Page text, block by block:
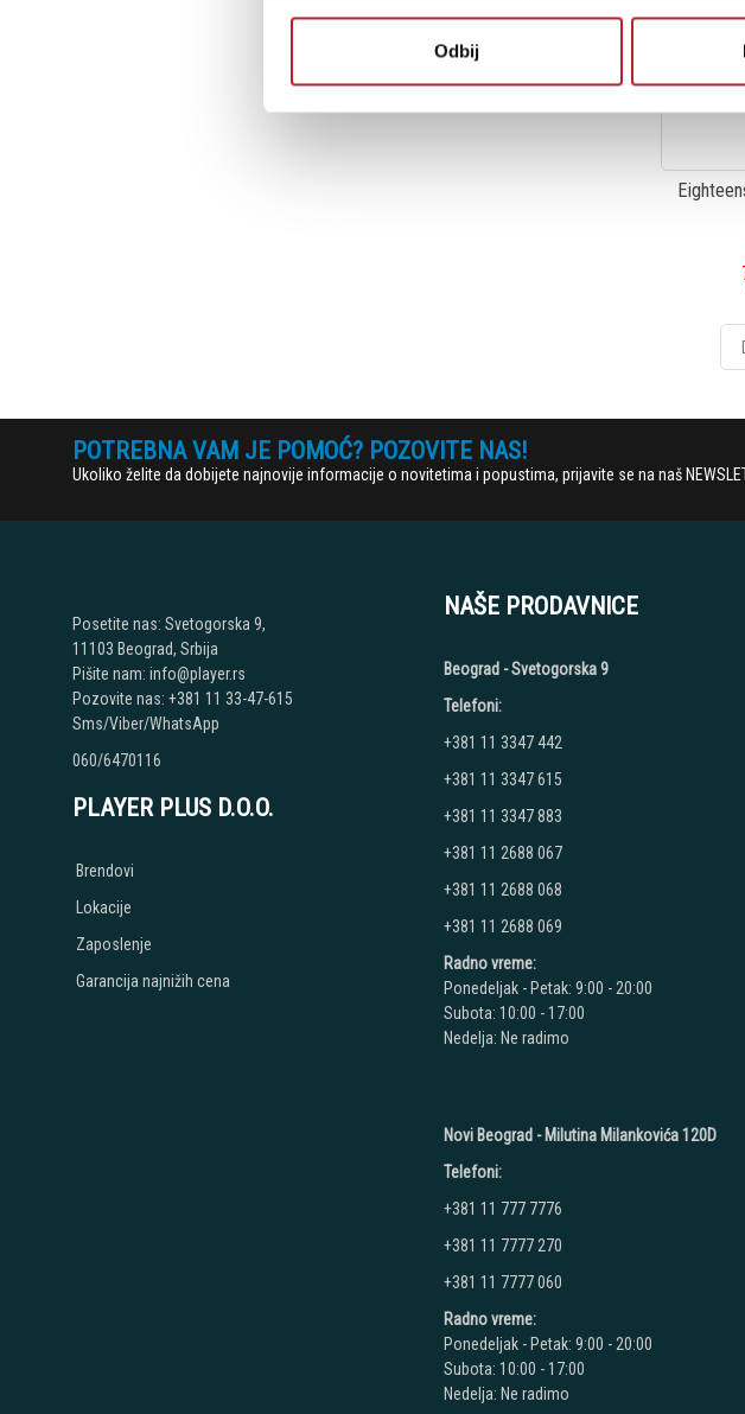
Odbij
POTREBNA VAM JE POMOĆ? POZOVITE NAS!
Ukoliko želite da dobijete najnovije informacije o novitetima i popustima, prijavite se na naš
Posetite nas: Svetogorska 9,
11103 Beograd, Srbija
Pišite nam: info@player.rs
Pozovite nas: +381 11 33-47-615
Sms/Viber/WhatsApp
060/6470116
NAŠE PRODAVNICE
Beograd - Svetogorska 9
Telefoni:
+381 11 3347 442
+381 11 3347 615
+381 11 3347 883
+381 11 2688 067
+381 11 2688 068
+381 11 2688 069
Radno vreme:
Ponedeljak - Petak: 9:00 - 20:00
Subota: 10:00 - 17:00
Nedelja: Ne radimo
Novi Beograd - Milutina Milankovića 120D
Telefoni:
+381 11 777 7776
+381 11 7777 270
+381 11 7777 060
Radno vreme:
Ponedeljak - Petak: 9:00 - 20:00
Subota: 10:00 - 17:00
Nedelja: Ne radimo
PLAYER PLUS D.O.O.
Brendovi
Lokacije
Zaposlenje
Garancija najnižih cena